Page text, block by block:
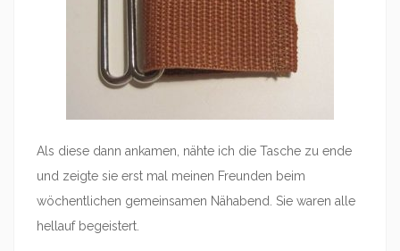
Als diese dann ankamen, nähte ich die Tasche zu ende
und zeigte sie erst mal meinen Freunden beim
wöchentlichen gemeinsamen Nähabend. Sie waren alle
hellauf begeistert.